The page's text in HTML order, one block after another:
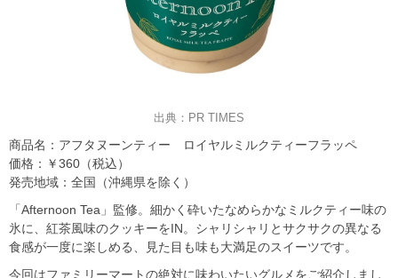
出典：PR TIMES
商品名：アフタヌーンティー ロイヤルミルクティーフラッペ
価格：￥360（税込）
発売地域：全国（沖縄県を除く）
「Afternoon Tea」監修。細かく砕いたなめらかなミルクティー味の
氷に、紅茶風味のクッキーをIN。シャリシャリとサクサクの異なる
食感が一度に楽しめる、見た目も味も大満足のスイーツです。
今回はファミリーマートの絶対に味わいたいグルメをご紹介しまし